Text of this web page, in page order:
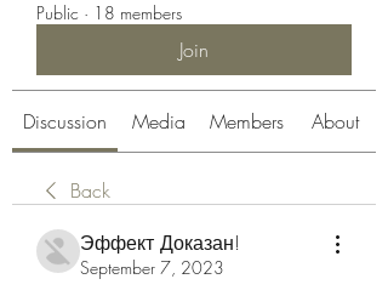
Public · 18 members
Join
Discussion Media Members About
Back
Эффект Доказан!
September 7, 2023